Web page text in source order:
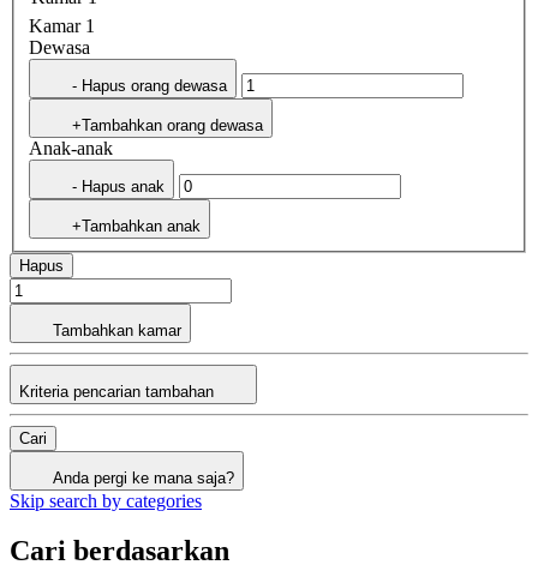
Kamar 1
Dewasa
- Hapus orang dewasa
+Tambahkan orang dewasa
Anak-anak
- Hapus anak
+Tambahkan anak
Hapus
Tambahkan kamar
Kriteria pencarian tambahan
Cari
Anda pergi ke mana saja?
Skip search by categories
Cari berdasarkan